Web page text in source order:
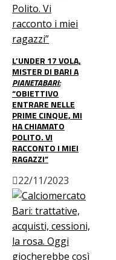
L’UNDER 17 VOLA,
MISTER DI BARI A
PIANETABARI:
“OBIETTIVO
ENTRARE NELLE
PRIME CINQUE, MI
HA CHIAMATO
POLITO. VI
RACCONTO I MIEI
RAGAZZI”
22/11/2023